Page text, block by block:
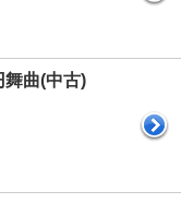
舞曲(中古)